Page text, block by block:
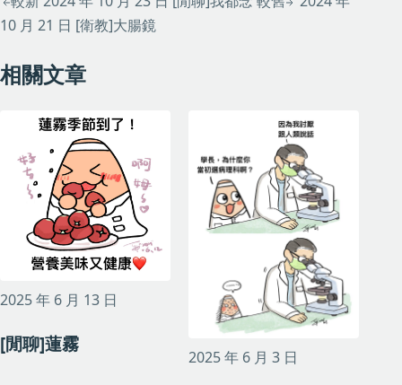
10 月 21 日 [衛教]大腸鏡
相關文章
2025 年 6 月 13 日
[閒聊]蓮霧
2025 年 6 月 3 日